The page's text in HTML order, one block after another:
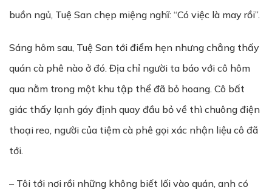
buồn ngủ, Tuệ San chẹp miệng nghĩ: “Có việc là may rồi”.
Sáng hôm sau, Tuệ San tới điểm hẹn nhưng chẳng thấy
quán cà phê nào ở đó. Địa chỉ người ta báo với cô hôm
qua nằm trong một khu tập thể đã bỏ hoang. Cô bất
giác thấy lạnh gáy định quay đầu bỏ về thì chuông điện
thoại reo, người của tiệm cà phê gọi xác nhận liệu cô đã
tới.
– Tôi tới nơi rồi những không biết lối vào quán, anh có